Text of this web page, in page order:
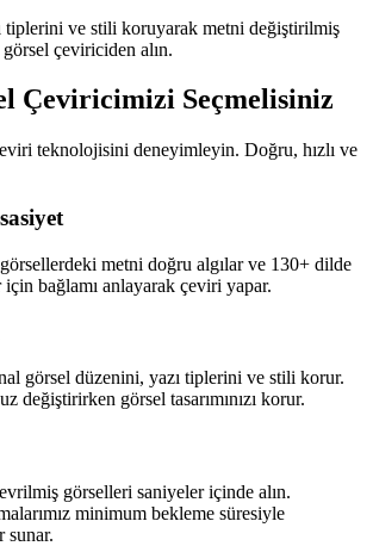
tiplerini ve stili koruyarak metni değiştirilmiş
çeviriciden alın.
Çeviricimizi Seçmelisiniz
teknolojisini deneyimleyin. Doğru, hızlı ve
metni doğru algılar ve 130+ dilde
için bağlamı anlayarak çeviri yapar.
görsel düzenini, yazı tiplerini ve stili korur.
değiştirirken görsel tasarımınızı korur.
görselleri saniyeler içinde alın.
minimum bekleme süresiyle
sunar.